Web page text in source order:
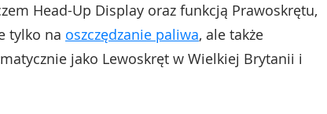
Head-Up Display oraz funkcją Prawoskrętu,
tylko na oszczędzanie paliwa, ale także
jako Lewoskręt w Wielkiej Brytanii i